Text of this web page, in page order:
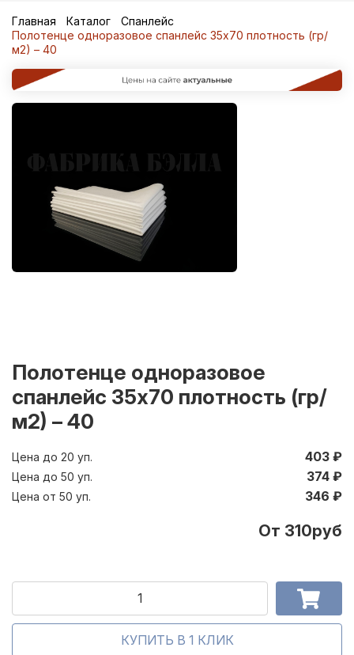
Главная Каталог
Спанлейс
Полотенце одноразовое спанлейс 35х70 плотность (гр/
м2) – 40
Полотенце одноразовое
спанлейс 35х70 плотность (гр/
м2) – 40
Цена до 20 уп. 403 ₽
Цена до 50 уп. 374 ₽
Цена от 50 уп. 346 ₽
От 310руб